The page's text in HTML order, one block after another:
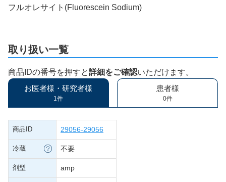
フルオレサイト(Fluorescein Sodium)
取り扱い一覧
商品IDの番号を押すと詳細をご確認いただけます。
お医者様・研究者様
1件
患者様
0件
商品ID 29056-29056
冷蔵 不要
剤型 amp